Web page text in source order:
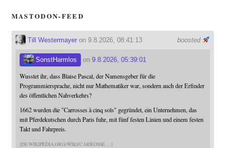
MASTODON-FEED
boosted
Till Westermayeron 9.8.2026, 08:41:13
SonstHarmlos on 9.8.2026, 05:39:01
Wusstet ihr, dass Blaise Pascal, der Namensgeber für die
Programmiersprache, nicht nur Mathematiker war, sondern auch der Erfinder
des öffentlichen Nahverkehrs?
1662 wurden die "Carrosses à cinq sols" gegründet, ein Unternehmen, das
mit Pferdekutschen durch Paris fuhr, mit fünf festen Linien und einem festen
Takt und Fahrpreis.
DE.WIKIPEDIA.ORG/WIKI/CARROSSE